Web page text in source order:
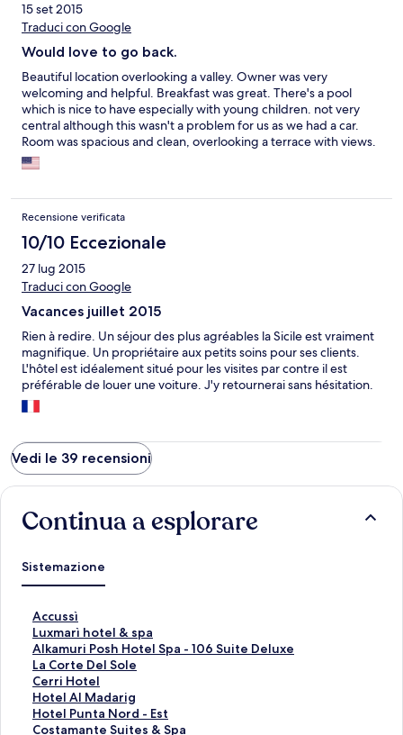
15 set 2015
Traduci con Google
Would love to go back.
Beautiful location overlooking a valley. Owner was very
welcoming and helpful. Breakfast was great. There's a pool
which is nice to have especially with young children. not very
central although this wasn't a problem for us as we had a car.
Room was spacious and clean, overlooking a terrace with views.
Recensione verificata
10/10 Eccezionale
27 lug 2015
Traduci con Google
Vacances juillet 2015
Rien à redire. Un séjour des plus agréables la Sicile est vraiment
magnifique. Un propriétaire aux petits soins pour ses clients.
L'hôtel est idéalement situé pour les visites par contre il est
préférable de louer une voiture. J'y retournerai sans hésitation.
Vedi le 39 recensioni
Continua a esplorare
Sistemazione
Accussì
L
i
n
k
c
h
e
a
Luxmarì hotel & spa
L
i
n
k
c
h
e
Alkamuri Posh Hotel Spa - 106 Suite Deluxe
L
i
n
k
c
h
La Corte Del Sole
L
i
n
k
c
Cerri Hotel
L
i
n
k
Hotel Al Madarig
L
i
n
Hotel Punta Nord - Est
L
iCostamante Suites & Spa
L